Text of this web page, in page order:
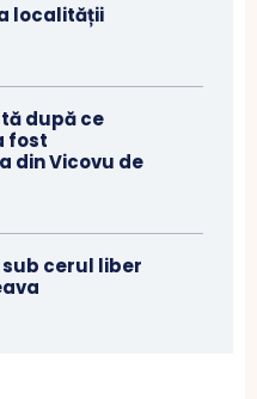
localității
după ce
fost
din Vicovu de
cerul liber